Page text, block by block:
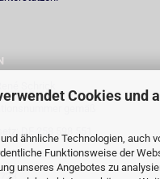
Cookies und
ähnliche Technologien, auch
Funktionsweise der
unseres Angebotes zu
gemäß
DE 258 598 551
Neuss